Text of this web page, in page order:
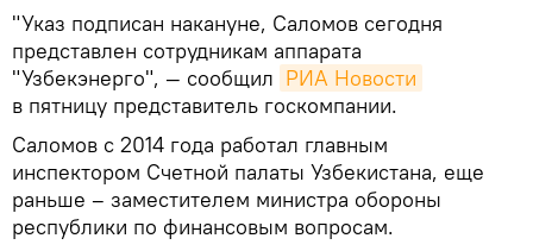
"Указ подписан накануне, Саломов сегодня
представлен сотрудникам аппарата
"Узбекэнерго", — сообщил РИА Новости
в пятницу представитель госкомпании.
Саломов с 2014 года работал главным
инспектором Счетной палаты Узбекистана, еще
раньше – заместителем министра обороны
республики по финансовым вопросам.